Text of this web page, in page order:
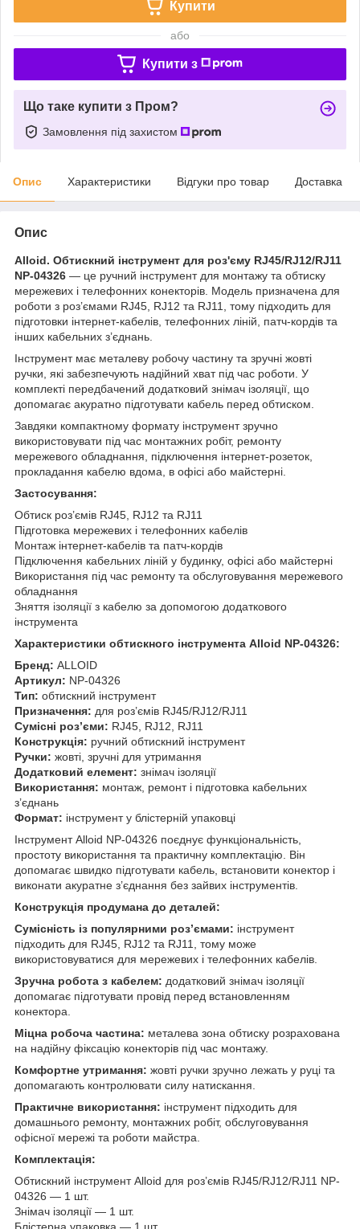
Купити
або
Купити з
Що таке купити з Пром?
Замовлення під захистом
Опис Характеристики Відгуки про товар Доставка
Опис
Alloid. Обтискний інструмент для роз'єму RJ45/RJ12/RJ11
NP-04326 — це ручний інструмент для монтажу та обтиску
мережевих і телефонних конекторів. Модель призначена для
роботи з роз’ємами RJ45, RJ12 та RJ11, тому підходить для
підготовки інтернет-кабелів, телефонних ліній, патч-кордів та
інших кабельних з’єднань.
Інструмент має металеву робочу частину та зручні жовті
ручки, які забезпечують надійний хват під час роботи. У
комплекті передбачений додатковий знімач ізоляції, що
допомагає акуратно підготувати кабель перед обтиском.
Завдяки компактному формату інструмент зручно
використовувати під час монтажних робіт, ремонту
мережевого обладнання, підключення інтернет-розеток,
прокладання кабелю вдома, в офісі або майстерні.
Застосування:
Обтиск роз’ємів RJ45, RJ12 та RJ11
Підготовка мережевих і телефонних кабелів
Монтаж інтернет-кабелів та патч-кордів
Підключення кабельних ліній у будинку, офісі або майстерні
Використання під час ремонту та обслуговування мережевого
обладнання
Зняття ізоляції з кабелю за допомогою додаткового
інструмента
Характеристики обтискного інструмента Alloid NP-04326:
Бренд: ALLOID
Артикул: NP-04326
Тип: обтискний інструмент
Призначення: для роз’ємів RJ45/RJ12/RJ11
Сумісні роз’єми: RJ45, RJ12, RJ11
Конструкція: ручний обтискний інструмент
Ручки: жовті, зручні для утримання
Додатковий елемент: знімач ізоляції
Використання: монтаж, ремонт і підготовка кабельних
з’єднань
Формат: інструмент у блістерній упаковці
Інструмент Alloid NP-04326 поєднує функціональність,
простоту використання та практичну комплектацію. Він
допомагає швидко підготувати кабель, встановити конектор і
виконати акуратне з’єднання без зайвих інструментів.
Конструкція продумана до деталей:
Сумісність із популярними роз’ємами: інструмент
підходить для RJ45, RJ12 та RJ11, тому може
використовуватися для мережевих і телефонних кабелів.
Зручна робота з кабелем: додатковий знімач ізоляції
допомагає підготувати провід перед встановленням
конектора.
Міцна робоча частина: металева зона обтиску розрахована
на надійну фіксацію конекторів під час монтажу.
Комфортне утримання: жовті ручки зручно лежать у руці та
допомагають контролювати силу натискання.
Практичне використання: інструмент підходить для
домашнього ремонту, монтажних робіт, обслуговування
офісної мережі та роботи майстра.
Комплектація:
Обтискний інструмент Alloid для роз’ємів RJ45/RJ12/RJ11 NP-
04326 — 1 шт.
Знімач ізоляції — 1 шт.
Блістерна упаковка — 1 шт.